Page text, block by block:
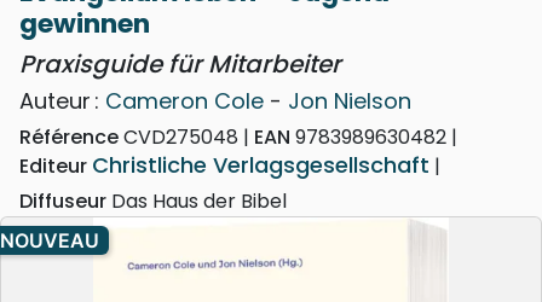
gewinnen
Praxisguide für Mitarbeiter
Auteur : Cameron Cole - Jon Nielson
RéférenceCVD275048 EAN 9783989630482
Editeur Christliche Verlagsgesellschaft
Diffuseur Das Haus der Bibel
NOUVEAU